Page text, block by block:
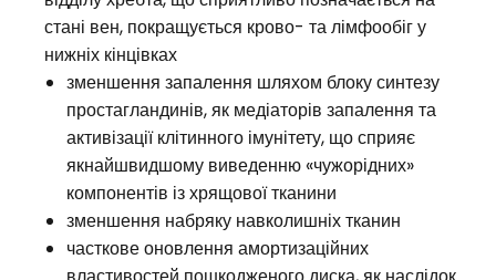
стані вен, покращується крово- та лімфообіг у
нижніх кінцівках
зменшення запалення шляхом блоку синтезу
простагландинів, як медіаторів запалення та
активізації клітинного імунітету, що сприяє
якнайшвидшому виведенню «чужорідних»
компонентів із хрящової тканини
зменшення набряку навколишніх тканин
часткове оновлення амортизаційних